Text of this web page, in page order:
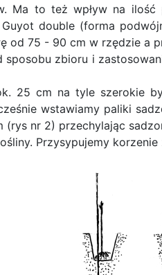
Ma to też wpływ na
double (forma
od 75 - 90 cm w rzędzie a
zbioru i
25 cm na tyle szerokie
wstawiamy paliki
nr 2) przechylając
Przysypujemy